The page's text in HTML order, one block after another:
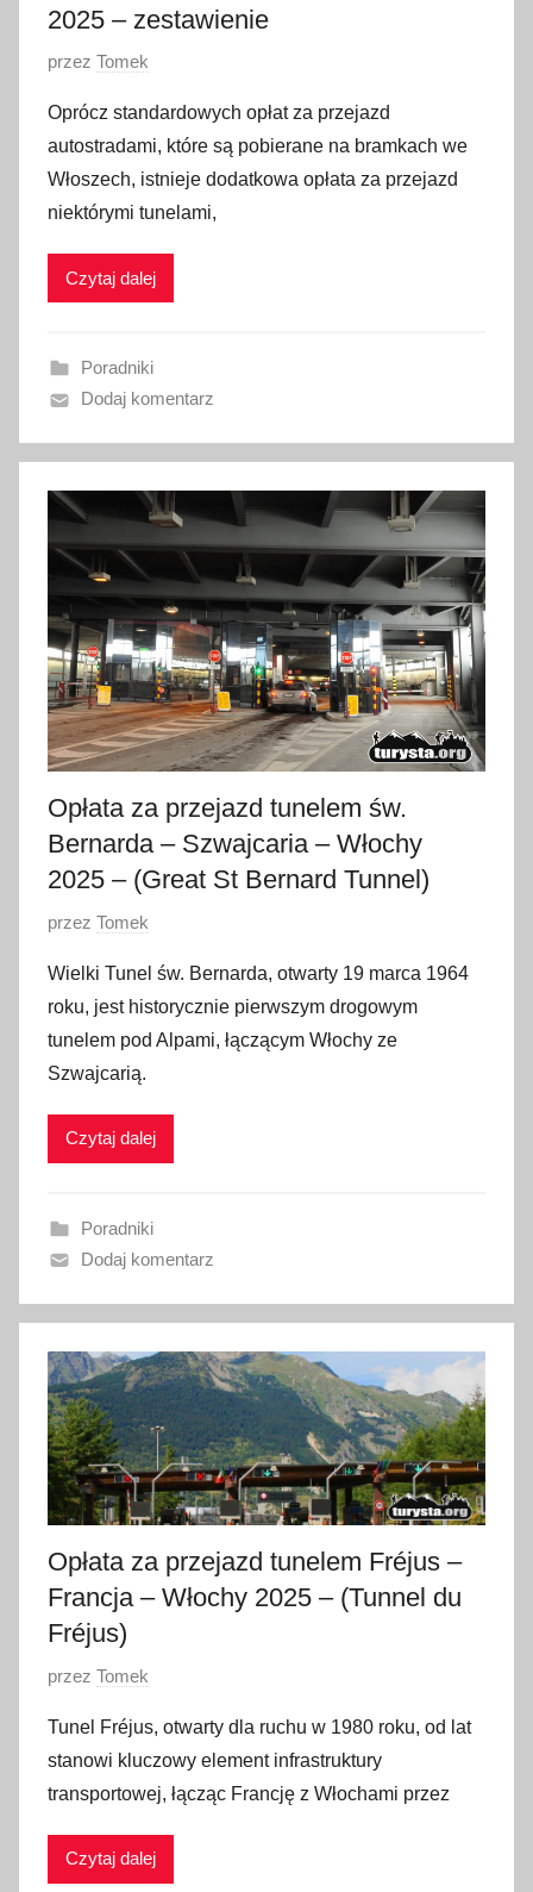
5
2025 – zestawienie
O
u
b
l
i
w
n
o
s
t
y
c
n
i
a
2
0
2
5
przez Tomek
Oprócz standardowych opłat za przejazd
autostradami, które są pobierane na bramkach we
Włoszech, istnieje dodatkowa opłata za przejazd
niektórymi tunelami,
Czytaj dalej
Poradniki
Dodaj komentarz
Opłata za przejazd tunelem św.
Bernarda – Szwajcaria – Włochy
2025 – (Great St Bernard Tunnel)
O
u
b
l
i
w
n
o
s
t
y
c
z
n
i
2
0
2
przez Tomek
Wielki Tunel św. Bernarda, otwarty 19 marca 1964
roku, jest historycznie pierwszym drogowym
tunelem pod Alpami, łączącym Włochy ze
Szwajcarią.
Czytaj dalej
Poradniki
Dodaj komentarz
Opłata za przejazd tunelem Fréjus –
Francja – Włochy 2025 – (Tunnel du
Fréjus)
O
u
b
l
i
przez Tomek
Tunel Fréjus, otwarty dla ruchu w 1980 roku, od lat
stanowi kluczowy element infrastruktury
transportowej, łącząc Francję z Włochami przez
Czytaj dalej